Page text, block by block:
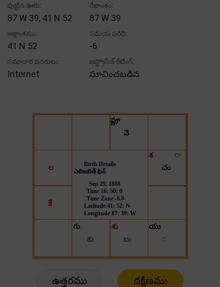
పుట్టిన ఊరు:
87 W 39, 41 N 52
రేఖాంశం:
87 W 39
అక్షాంశము:
41 N 52
సమయ పరిధి:
-6
సమాచార వనరులు:
Internet
ఆస్ట్రోసేజ్ రేటింగ్:
సూచించబడిన
ఉత్తరము దక్షిణము